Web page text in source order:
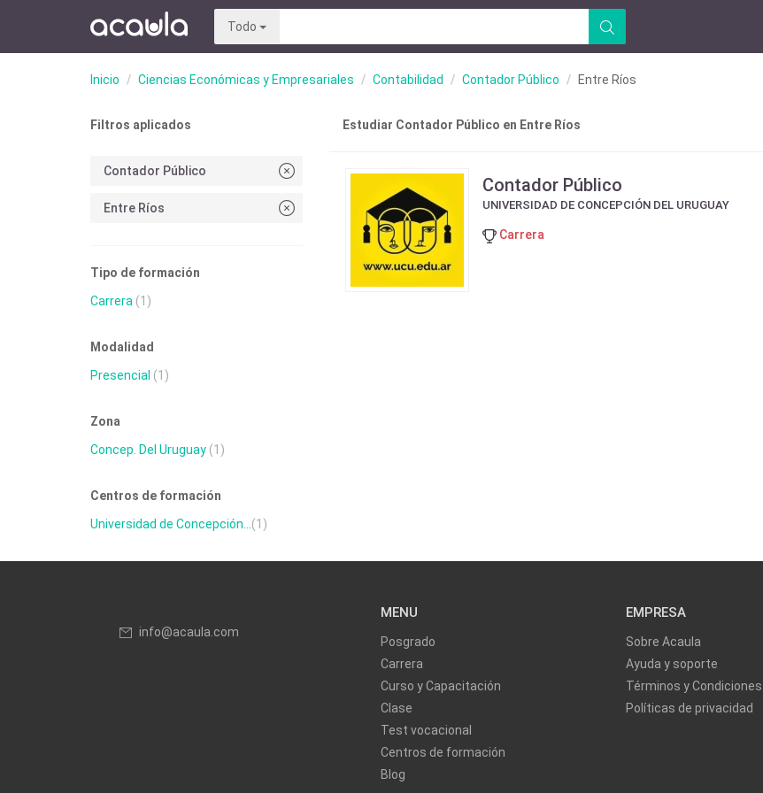
Todo
Inicio Ciencias Económicas y Empresariales Contabilidad Contador Público Entre Ríos
Filtros aplicados
Contador Público
Entre Ríos
Tipo de formación
Carrera (1)
Modalidad
Presencial (1)
Zona
Concep. Del Uruguay (1)
Centros de formación
Universidad de Concepción... (1)
Estudiar Contador Público en Entre Ríos
Contador Público
UNIVERSIDAD DE CONCEPCIÓN DEL URUGUAY
Carrera
info@acaula.com
MENU
Posgrado
Carrera
Curso y Capacitación
Clase
Test vocacional
Centros de formación
Blog
EMPRESA
Sobre Acaula
Ayuda y soporte
Términos y Condiciones
Políticas de privacidad